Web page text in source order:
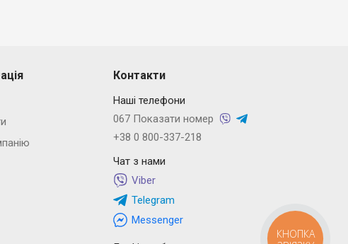
Контакти
Наші телефони
067 Показати номер
+38 0 800-337-218
Чат з нами
Viber
Telegram
Messenger
КНОПКА